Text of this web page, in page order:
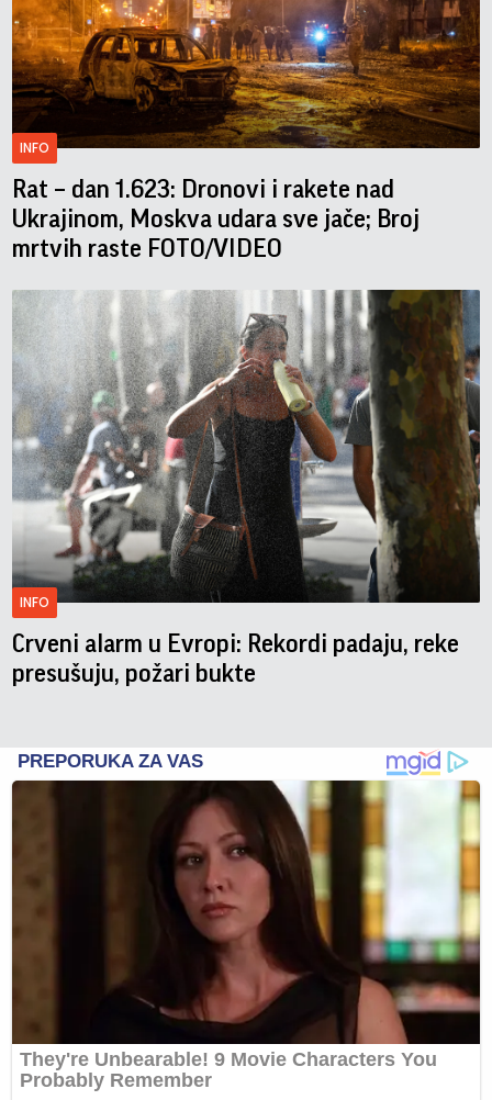
INFO
Rat – dan 1.623: Dronovi i rakete nad
Ukrajinom, Moskva udara sve jače; Broj
mrtvih raste FOTO/VIDEO
INFO
Crveni alarm u Evropi: Rekordi padaju, reke
presušuju, požari bukte